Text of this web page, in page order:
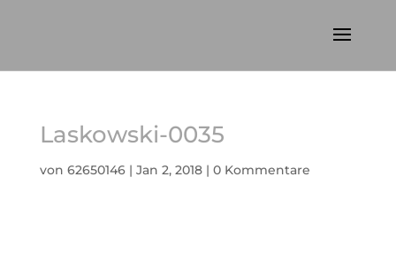
Laskowski-0035
von 62650146| Jan 2, 2018| 0 Kommentare